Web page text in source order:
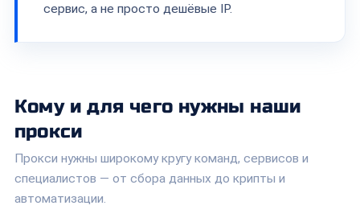
сервис, а не просто дешёвые IP.
Кому и для чего нужны наши
прокси
Прокси нужны широкому кругу команд, сервисов и
специалистов — от сбора данных до крипты и
автоматизации.